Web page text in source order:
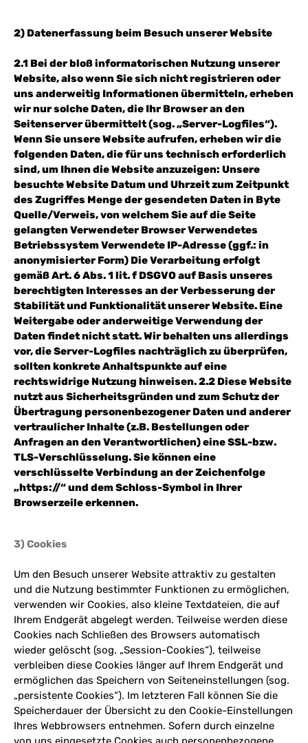
2) Datenerfassung beim Besuch unserer Website
2.1 Bei der bloß informatorischen Nutzung unserer
Website, also wenn Sie sich nicht registrieren oder
uns anderweitig Informationen übermitteln, erheben
wir nur solche Daten, die Ihr Browser an den
Seitenserver übermittelt (sog. „Server-Logfiles“).
Wenn Sie unsere Website aufrufen, erheben wir die
folgenden Daten, die für uns technisch erforderlich
sind, um Ihnen die Website anzuzeigen: Unsere
besuchte Website Datum und Uhrzeit zum Zeitpunkt
des Zugriffes Menge der gesendeten Daten in Byte
Quelle/Verweis, von welchem Sie auf die Seite
gelangten Verwendeter Browser Verwendetes
Betriebssystem Verwendete IP-Adresse (ggf.: in
anonymisierter Form) Die Verarbeitung erfolgt
gemäß Art. 6 Abs. 1 lit. f DSGVO auf Basis unseres
berechtigten Interesses an der Verbesserung der
Stabilität und Funktionalität unserer Website. Eine
Weitergabe oder anderweitige Verwendung der
Daten findet nicht statt. Wir behalten uns allerdings
vor, die Server-Logfiles nachträglich zu überprüfen,
sollten konkrete Anhaltspunkte auf eine
rechtswidrige Nutzung hinweisen. 2.2 Diese Website
nutzt aus Sicherheitsgründen und zum Schutz der
Übertragung personenbezogener Daten und anderer
vertraulicher Inhalte (z.B. Bestellungen oder
Anfragen an den Verantwortlichen) eine SSL-bzw.
TLS-Verschlüsselung. Sie können eine
verschlüsselte Verbindung an der Zeichenfolge
„https://“ und dem Schloss-Symbol in Ihrer
Browserzeile erkennen.
3) Cookies
Um den Besuch unserer Website attraktiv zu gestalten
und die Nutzung bestimmter Funktionen zu ermöglichen,
verwenden wir Cookies, also kleine Textdateien, die auf
Ihrem Endgerät abgelegt werden. Teilweise werden diese
Cookies nach Schließen des Browsers automatisch
wieder gelöscht (sog. „Session-Cookies“), teilweise
verbleiben diese Cookies länger auf Ihrem Endgerät und
ermöglichen das Speichern von Seiteneinstellungen (sog.
„persistente Cookies“). Im letzteren Fall können Sie die
Speicherdauer der Übersicht zu den Cookie-Einstellungen
Ihres Webbrowsers entnehmen. Sofern durch einzelne